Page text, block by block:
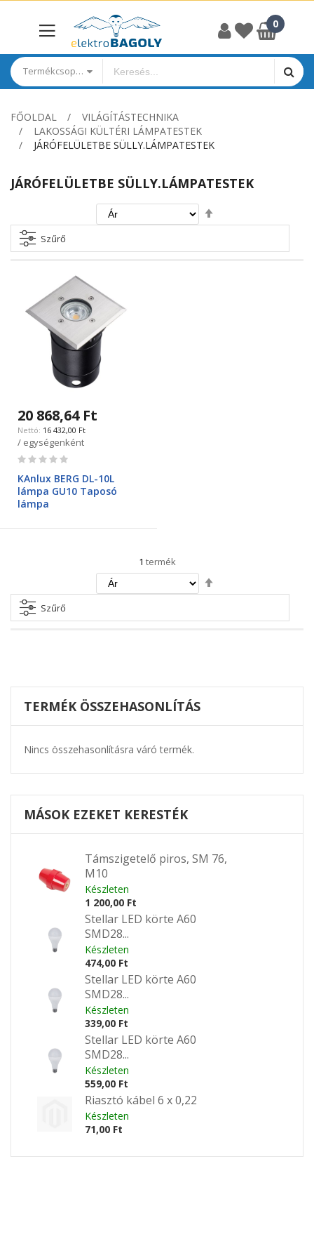
Termékcsoportok
FŐOLDAL
VILÁGÍTÁSTECHNIKA
LAKOSSÁGI KÜLTÉRI LÁMPATESTEK
JÁRÓFELÜLETBE SÜLLY.LÁMPATESTEK
JÁRÓFELÜLETBE SÜLLY.LÁMPATESTEK
irány
Szűrő
20 868,64 Ft
16 432,00 Ft
/ egységenként
Rating:
KAnlux BERG DL-10L
lámpa GU10 Taposó
lámpa
1 termék
irány
Szűrő
TERMÉK ÖSSZEHASONLÍTÁS
Nincs összehasonlításra váró termék.
MÁSOK EZEKET KERESTÉK
Támszigetelő piros, SM 76,
M10
Készleten
1 200,00 Ft
Stellar LED körte A60
SMD28...
Készleten
474,00 Ft
Stellar LED körte A60
SMD28...
Készleten
339,00 Ft
Stellar LED körte A60
SMD28...
Készleten
559,00 Ft
Riasztó kábel 6 x 0,22
Készleten
71,00 Ft